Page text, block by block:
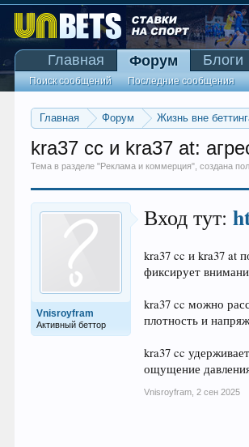
Главная Форум Жизнь вне
kra37 cc и kra37 at:
Тема в разделе "Реклама и коммерция", создана
Vnisroyfram
Активный беттор
Вход тут:
kra37 cc и kra37 at
фиксирует
kra37 cc можно
плотность и
kra37 cc
ощущение
Vnisroyfram 2 сен 2025
Главная Форум
Поиск сообщений Последние сообщения
Блоги